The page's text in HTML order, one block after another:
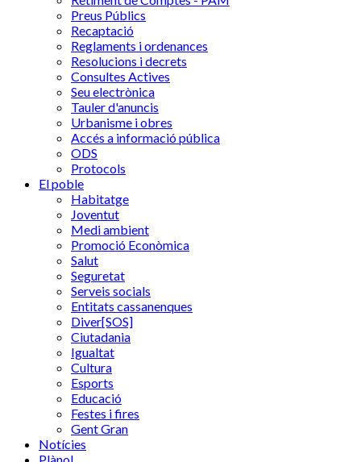
Preus Públics
Recaptació
Reglaments i ordenances
Resolucions i decrets
Consultes Actives
Seu electrònica
Tauler d'anuncis
Urbanisme i obres
Accés a informació pública
ODS
Protocols
El poble
Habitatge
Joventut
Medi ambient
Promoció Econòmica
Salut
Seguretat
Serveis socials
Entitats cassanenques
Diver[SOS]
Ciutadania
Igualtat
Cultura
Esports
Educació
Festes i fires
Gent Gran
Notícies